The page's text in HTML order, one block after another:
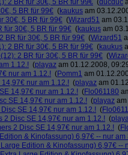
2 BR für 30€, 5 BR für 99€ (ducduc
5 BR für 99€ (kaukus am
30€, 5 BR für 99€ (Wizard51 am
für 30€, 5 BR für 99€ (kaukus am
BR für 30€, 5 BR für 99€ (Wizard51
2 BR für 30€, 5 BR für 99€ (kaukus
2 BR für 30€, 5 BR für 99€ (
1.12.! (playaz am 01.12.2008,
nur am 1.12.! (Pomm1 am
nur am 1.12.! (playaz am
14,97€ nur am 1.12.! (Flo061180
SE 14,97€ nur am 1.12.! (playaz
SE 14,97€ nur am 1.12.! (
2 Disc SE 14,97€ nur am 1.12.! (
2 Disc SE 14,97€ nur am 1.12.! (
& Kinofassung) 6,97€ -- nur am
Edition & Kinofassung) 6,97€ --